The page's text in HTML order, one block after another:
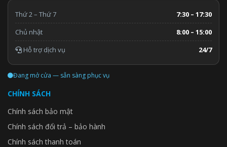
Thứ 2 – Thứ 7
7:30 – 17:30
Chủ nhật
8:00 – 15:00
Hỗ trợ dịch vụ
24/7
Đang mở cửa — sẵn sàng phục vụ
CHÍNH SÁCH
Chính sách bảo mật
Chính sách đổi trả – bảo hành
Chính sách thanh toán